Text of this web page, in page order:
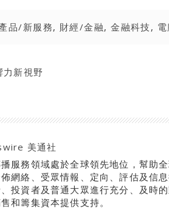
品/新服務, 財經/金融,金融科技 ,
力新視野
美通社
服務領域處於全球領先地位，幫助
網絡、受眾情報、定向、評估及信
投資者及普通大眾進行充分、及時
和籌集資本提供支持。